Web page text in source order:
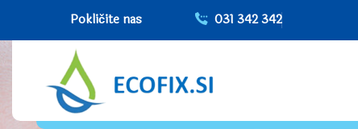
Pokličite nas 031 342 342